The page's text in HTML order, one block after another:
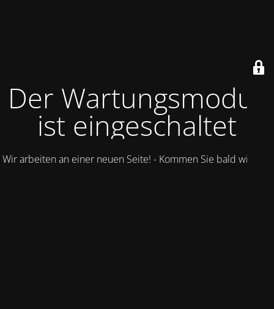
Der Wartungsmodus
ist eingeschaltet
Wir arbeiten an einer neuen Seite! - Kommen Sie bald wieder.